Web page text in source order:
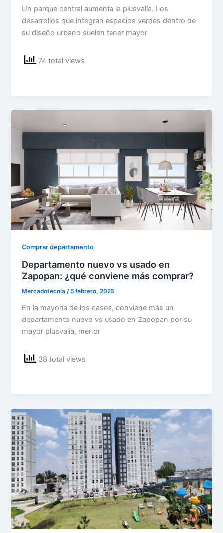
Un parque central aumenta la plusvalía. Los
desarrollos que integran espacios verdes dentro de
su diseño urbano suelen tener mayor
74 total views
Comprar departamento
Departamento nuevo vs usado en
Zapopan: ¿qué conviene más comprar?
Mercadotecnia/ 5 febrero, 2026
En la mayoría de los casos, conviene más un
departamento nuevo vs usado en Zapopan por su
mayor plusvalía, menor
38 total views